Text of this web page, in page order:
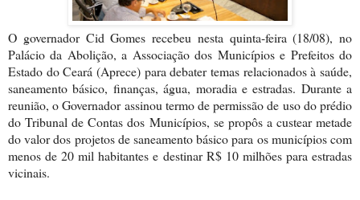
O governador Cid Gomes recebeu nesta quinta-feira (18/08), no
Palácio da Abolição, a Associação dos Municípios e Prefeitos do
Estado do Ceará (Aprece) para debater temas relacionados à saúde,
saneamento básico, finanças, água, moradia e estradas. Durante a
reunião, o Governador assinou termo de permissão de uso do prédio
do Tribunal de Contas dos Municípios, se propôs a custear metade
do valor dos projetos de saneamento básico para os municípios com
menos de 20 mil habitantes e destinar R$ 10 milhões para estradas
vicinais.